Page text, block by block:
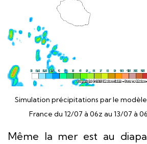
Simulation précipitations par le
France du 12/07 à 06z au 13/07 à
Même la mer est au